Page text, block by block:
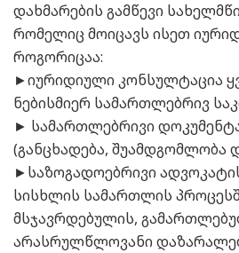
დახმარების გამწევი
რომელიც მოიცავს ისეთ
როგორიცაა:
►იურიდიული კონსულტაცია
ნებისმიერ სამართლებრივ
► სამართლებრივი
(განცხადება, შუამდგომლობა
►საზოგადოებრივი
სისხლის სამართლის
მსჯავრდებულის,
არასრულწლოვანი